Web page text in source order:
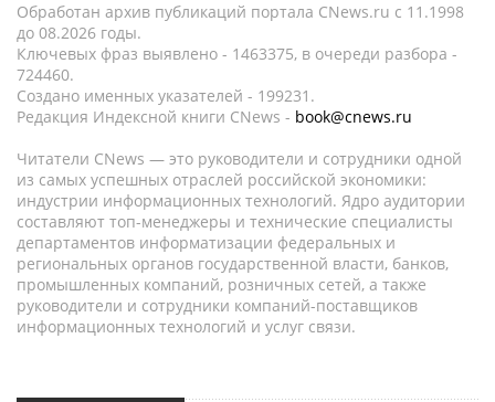
Обработан архив публикаций портала CNews.ru c 11.1998
до 08.2026 годы.
Ключевых фраз выявлено - 1463375, в очереди разбора -
724460.
Создано именных указателей - 199231.
Редакция Индексной книги CNews - book@cnews.ru
Читатели CNews — это руководители и сотрудники одной
из самых успешных отраслей российской экономики:
индустрии информационных технологий. Ядро аудитории
составляют топ-менеджеры и технические специалисты
департаментов информатизации федеральных и
региональных органов государственной власти, банков,
промышленных компаний, розничных сетей, а также
руководители и сотрудники компаний-поставщиков
информационных технологий и услуг связи.